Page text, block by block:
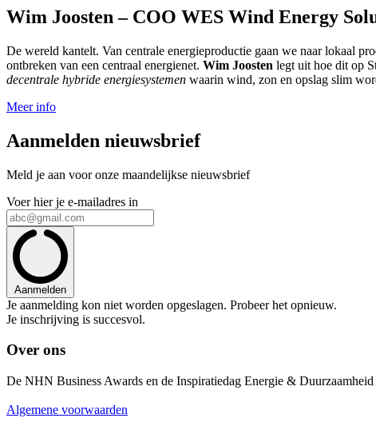
Wim Joosten – COO WES Wind Energy
De wereld kantelt. Van centrale energieproductie gaan we naar lokaal
ontbreken van een centraal energienet. Wim Joosten legt uit hoe dit op
decentrale hybride energiesystemen waarin wind, zon en opslag slim
Meer info
Aanmelden nieuwsbrief
Meld je aan voor onze maandelijkse nieuwsbrief
Voer hier je e-mailadres in
Aanmelden
Je aanmelding kon niet worden opgeslagen. Probeer het opnieuw.
Je inschrijving is succesvol.
Over ons
De NHN Business Awards en de Inspiratiedag Energie &
Algemene voorwaarden